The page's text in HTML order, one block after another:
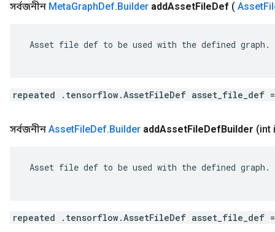
সর্বজনীন MetaGraphDef.Builder addAssetFileDef ( Asset
Asset file def to be used with the defined graph.
repeated .tensorflow.AssetFileDef asset_file_def
সর্বজনীন AssetFileDef.Builder addAssetFileDefBuilder (int
Asset file def to be used with the defined graph.
repeated .tensorflow.AssetFileDef asset_file_def